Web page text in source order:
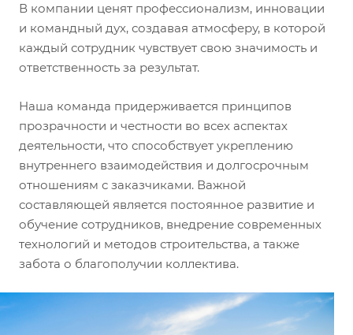
В компании ценят профессионализм, инновации
и командный дух, создавая атмосферу, в которой
каждый сотрудник чувствует свою значимость и
ответственность за результат.
Наша команда придерживается принципов
прозрачности и честности во всех аспектах
деятельности, что способствует укреплению
внутреннего взаимодействия и долгосрочным
отношениям с заказчиками. Важной
составляющей является постоянное развитие и
обучение сотрудников, внедрение современных
технологий и методов строительства, а также
забота о благополучии коллектива.